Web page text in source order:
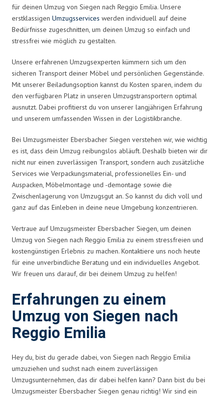
für deinen Umzug von Siegen nach Reggio Emilia. Unsere
erstklassigen Umzugsservices werden individuell auf deine
Bedürfnisse zugeschnitten, um deinen Umzug so einfach und
stressfrei wie möglich zu gestalten.
Unsere erfahrenen Umzugsexperten kümmern sich um den
sicheren Transport deiner Möbel und persönlichen Gegenstände.
Mit unserer Beiladungsoption kannst du Kosten sparen, indem du
den verfügbaren Platz in unseren Umzugstransportern optimal
ausnutzt. Dabei profitierst du von unserer langjährigen Erfahrung
und unserem umfassenden Wissen in der Logistikbranche.
Bei Umzugsmeister Ebersbacher Siegen verstehen wir, wie wichtig
es ist, dass dein Umzug reibungslos abläuft. Deshalb bieten wir dir
nicht nur einen zuverlässigen Transport, sondern auch zusätzliche
Services wie Verpackungsmaterial, professionelles Ein- und
Auspacken, Möbelmontage und -demontage sowie die
Zwischenlagerung von Umzugsgut an. So kannst du dich voll und
ganz auf das Einleben in deine neue Umgebung konzentrieren.
Vertraue auf Umzugsmeister Ebersbacher Siegen, um deinen
Umzug von Siegen nach Reggio Emilia zu einem stressfreien und
kostengünstigen Erlebnis zu machen. Kontaktiere uns noch heute
für eine unverbindliche Beratung und ein individuelles Angebot.
Wir freuen uns darauf, dir bei deinem Umzug zu helfen!
Erfahrungen zu einem
Umzug von Siegen nach
Reggio Emilia
Hey du, bist du gerade dabei, von Siegen nach Reggio Emilia
umzuziehen und suchst nach einem zuverlässigen
Umzugsunternehmen, das dir dabei helfen kann? Dann bist du bei
Umzugsmeister Ebersbacher Siegen genau richtig! Wir sind ein